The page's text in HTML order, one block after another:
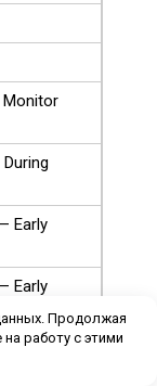
Monitor
Early
Early
Early
Продолжая
работу с этими